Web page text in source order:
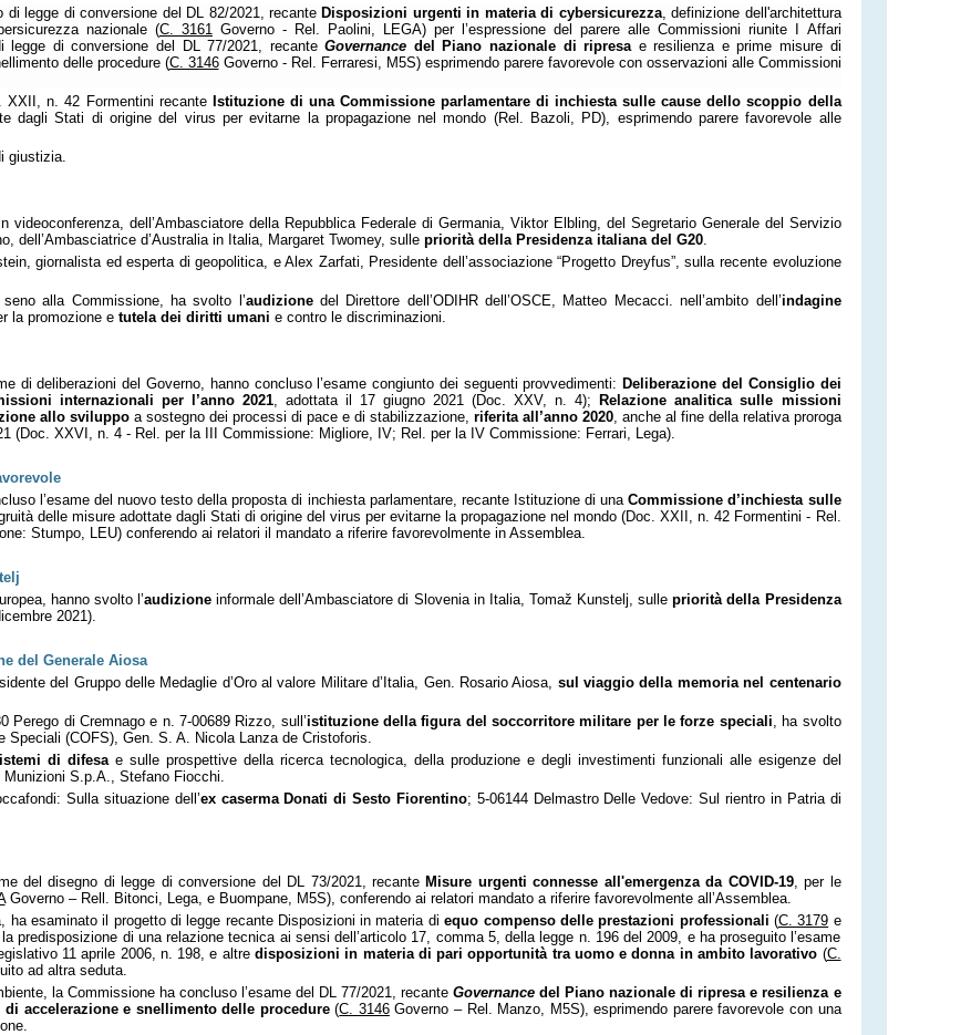
di legge di conversione del DL 82/2021, recante Disposizioni urgenti in materia di cybersicurezza, definizione dell'architettura
nazionale (C. 3161Governo - Rel. Paolini, LEGA) per l’espressione del parere alle Commissioni riunite I Affari
legge di conversione del DL 77/2021, recanteGovernance del Piano nazionale di ripresae resilienza e prime misure di
delle procedure (C. 3146Governo - Rel. Ferraresi, M5S) esprimendo parere favorevole con osservazioni alle Commissioni
XXII, n. 42 Formentini recante Istituzione di una Commissione parlamentare di inchiesta sulle cause dello scoppio della
dagli Stati di origine del virus per evitarne la propagazione nel mondo (Rel. Bazoli, PD), esprimendo parere favorevole alle
giustizia.
videoconferenza, dell’Ambasciatore della Repubblica Federale di Germania, Viktor Elbling, del Segretario Generale del Servizio
dell’Ambasciatrice d’Australia in Italia, Margaret Twomey, sulle priorità della Presidenza italiana del G20.
giornalista ed esperta di geopolitica, e Alex Zarfati, Presidente dell’associazione “Progetto Dreyfus”, sulla recente evoluzione
alla Commissione, ha svolto l’audizionedel Direttore dell’ODIHR dell’OSCE, Matteo Mecacci. nell’ambito dell’indagine
la promozione e tutela dei diritti umani e contro le discriminazioni.
di deliberazioni del Governo, hanno concluso l’esame congiunto dei seguenti provvedimenti: Deliberazione del Consiglio dei
internazionali per l’anno 2021, adottata il 17 giugno 2021 (Doc. XXV, n. 4);
Relazione analitica sulle missioni
allo sviluppoa sostegno dei processi di pace e di stabilizzazione, riferita all’anno 2020, anche al fine della relativa proroga
(Doc. XXVI, n. 4 - Rel. per la III Commissione: Migliore, IV; Rel. per la IV Commissione: Ferrari, Lega).
l’esame del nuovo testo della proposta di inchiesta parlamentare, recante Istituzione di unaCommissione d’inchiesta sulle
delle misure adottate dagli Stati di origine del virus per evitarne la propagazione nel mondo (Doc. XXII, n. 42 Formentini - Rel.
Stumpo, LEU) conferendo ai relatori il mandato a riferire favorevolmente in Assemblea.
hanno svolto l’audizione informale dell’Ambasciatore di Slovenia in Italia, Tomaž Kunstelj, sullepriorità della Presidenza
2021).
del Generale Aiosa
del Gruppo delle Medaglie d’Oro al valore Militare d’Italia, Gen. Rosario Aiosa, sul viaggio della memoria nel centenario
Perego di Cremnago e n. 7-00689 Rizzo, sull’istituzione della figura del soccorritore militare per le forze speciali, ha svolto
(COFS), Gen. S. A. Nicola Lanza de Cristoforis.
di difesae sulle prospettive della ricerca tecnologica, della produzione e degli investimenti funzionali alle esigenze del
S.p.A., Stefano Fiocchi.
Sulla situazione dell’ex caserma Donati di Sesto Fiorentino; 5-06144 Delmastro Delle Vedove: Sul rientro in Patria di
del disegno di legge di conversione del DL 73/2021, recante Misure urgenti connesse all'emergenza da COVID-19, per le
Governo – Rell. Bitonci, Lega, e Buompane, M5S), conferendo ai relatori mandato a riferire favorevolmente all’Assemblea.
ha esaminato il progetto di legge recante Disposizioni in materia diequo compenso delle prestazioni professionali (C. 3179 e
predisposizione di una relazione tecnica ai sensi dell’articolo 17, comma 5, della legge n. 196 del 2009, e ha proseguito l’esame
11 aprile 2006, n. 198, e altre disposizioni in materia di pari opportunità tra uomo e donna in ambito lavorativo (C.
ad altra seduta.
la Commissione ha concluso l’esame del DL 77/2021, recanteGovernance del Piano nazionale di ripresa e resilienza e
accelerazione e snellimento delle procedure(C. 3146Governo – Rel. Manzo, M5S), esprimendo parere favorevole con una